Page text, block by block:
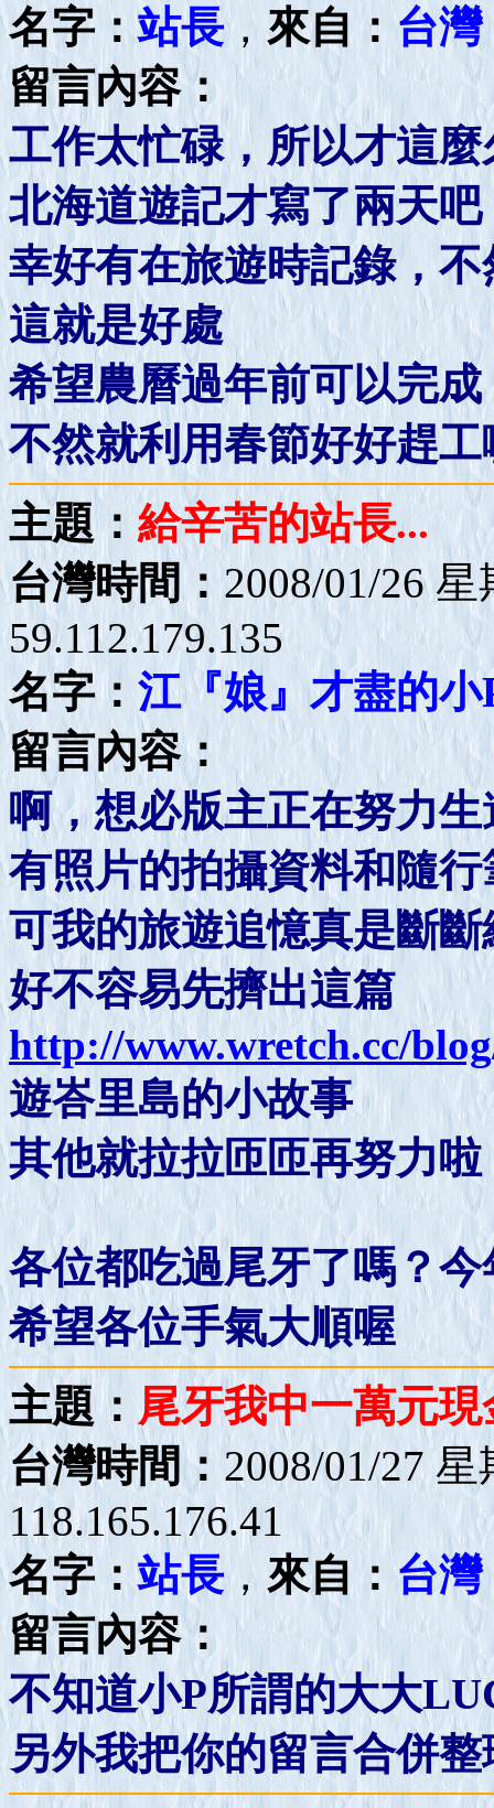
名字：站長， 來自： 台灣
留言內容：
工作太忙碌，所以才這
北海道遊記才寫了兩天吧
幸好有在旅遊時記錄，
這就是好處
希望農曆過年前可以完成
不然就利用春節好好趕工
主題： 給辛苦的站長...
台灣時間： 2008/01/26
59.112.179.135
名字： 江『娘』才盡的小
留言內容：
啊，想必版主正在努力生
有照片的拍攝資料和隨
可我的旅遊追憶真是斷
好不容易先擠出這篇
http://www.wretch.cc/
遊峇里島的小故事
其他就拉拉匝匝再努力啦
各位都吃過尾牙了嗎？
希望各位手氣大順喔
主題： 尾牙我中一萬元現
台灣時間： 2008/01/27
118.165.176.41
名字：站長， 來自： 台灣
留言內容：
不知道小P所謂的大大
另外我把你的留言合併